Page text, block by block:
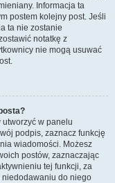
Informacja ta
postem kolejny post. Jeśli
ta nie zostanie
notatkę z
nie mogą usuwać
w panelu
podpis, zaznacz funkcję
wiadomości. Możesz
postów, zaznaczając
tej funkcji, za
niedodawaniu do niego